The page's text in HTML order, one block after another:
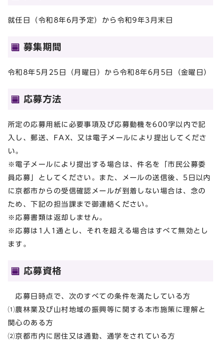
就任日（令和8年6月予定）から令和9年3月末日
募集期間
令和8年5月25日（月曜日）から令和8年6月5日（金曜日）
応募方法
所定の応募用紙に必要事項及び応募動機を600字以内で記
入し、郵送、FAX、又は電子メールにより提出してくださ
い。
※電子メールにより提出する場合は、件名を「市民公募委
員応募」としてください。また、メールの送信後、5日以内
に京都市からの受信確認メールが到着しない場合は、念の
ため、下記の担当課まで御連絡ください。
※応募書類は返却しません。
※応募は1人1通とし、それを超える場合はすべて無効とし
ます。
応募資格
応募日時点で、次のすべての条件を満たしている方
⑴農林業及び山村地域の振興等に関する本市施策に理解と
関心のある方
⑵京都市内に居住又は通勤、通学をされている方